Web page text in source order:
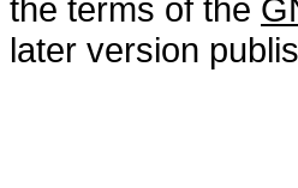
the terms of the
later version